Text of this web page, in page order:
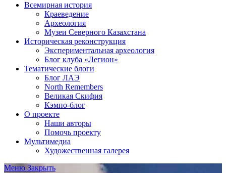
Всемирная история
Краеведение
Археология
Музеи Северного Казахстана
Историческая реконструкция
Экспериментальная археология
Блог клуба «Легион»
Тематические блоги
Блог ЛАЭ
North Remembers
Великая Скифия
Кэмпо-блог
О проекте
Наши авторы
Помочь проекту
Мультимедиа
Художественная галерея
Меню Закрыть